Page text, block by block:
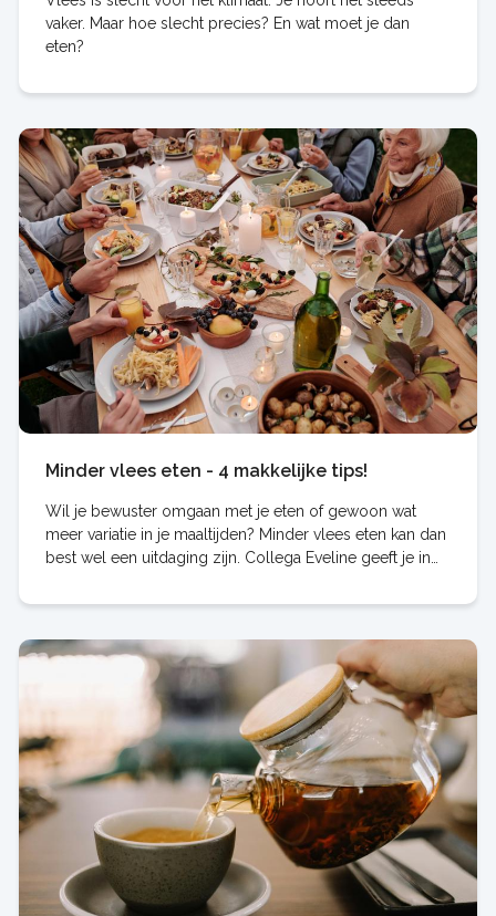
vaker. Maar hoe slecht precies? En wat moet je dan
eten?
Minder vlees eten - 4 makkelijke tips!
Wil je bewuster omgaan met je eten of gewoon wat
meer variatie in je maaltijden? Minder vlees eten kan dan
best wel een uitdaging zijn. Collega Eveline geeft je in